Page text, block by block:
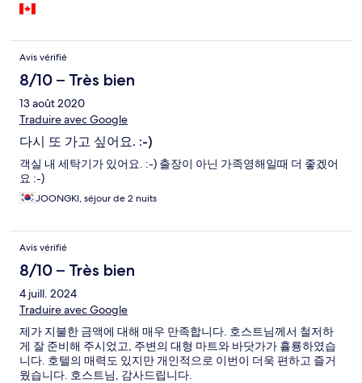
Avis vérifié
8/10 – Très bien
13 août 2020
Traduire avec Google
다시 또 가고 싶어요. :-)
객실 내 세탁기가 있어요. :-) 출장이 아닌 가족영해일때 더 좋겠어
요 :-)
JOONGKI, séjour de 2 nuits
Avis vérifié
8/10 – Très bien
4 juill. 2024
Traduire avec Google
제가 지불한 금액에 대해 매우 만족합니다. 호스트님께서 철저하
게 잘 준비해 주시었고, 주변의 대형 마트와 바닷가가 휼룡하였습
니다. 호텔의 매력도 있지만 개인적으로 이번이 더욱 편하고 즐거
웠습니다. 호스트님, 감사드립니다.